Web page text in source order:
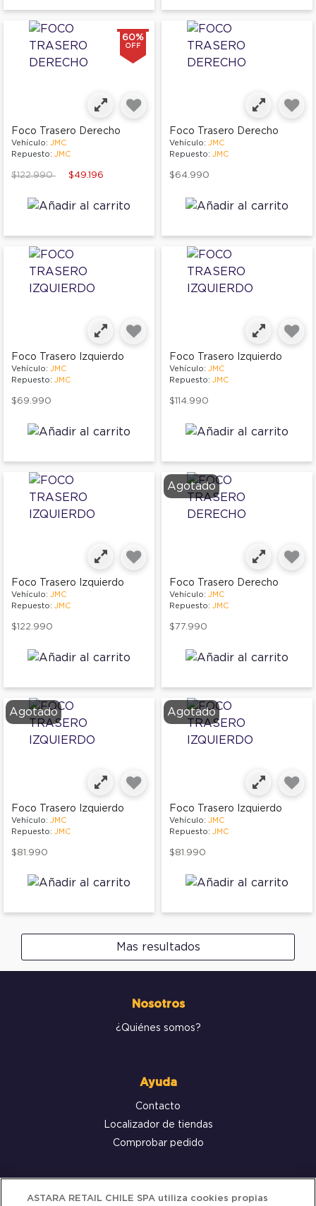
60%
OFF
Foco Trasero Derecho
Vehículo: JMC
Repuesto: JMC
Price reduced from
$122.990to $49.196
Foco Trasero Derecho
Vehículo: JMC
Repuesto: JMC
$64.990
Foco Trasero Izquierdo
Vehículo: JMC
Repuesto: JMC
$69.990
Foco Trasero Izquierdo
Vehículo: JMC
Repuesto: JMC
$114.990
Foco Trasero Izquierdo
Vehículo: JMC
Repuesto: JMC
$122.990
Agotado
Foco Trasero Derecho
Vehículo: JMC
Repuesto: JMC
$77.990
Agotado
Foco Trasero Izquierdo
Vehículo: JMC
Repuesto: JMC
$81.990
Agotado
Foco Trasero Izquierdo
Vehículo: JMC
Repuesto: JMC
$81.990
Mas resultados
Nosotros
¿Quiénes somos?
Ayuda
Contacto
Localizador de tiendas
Comprobar pedido
Servicio al cliente
ASTARA RETAIL CHILE SPA utiliza cookies propias